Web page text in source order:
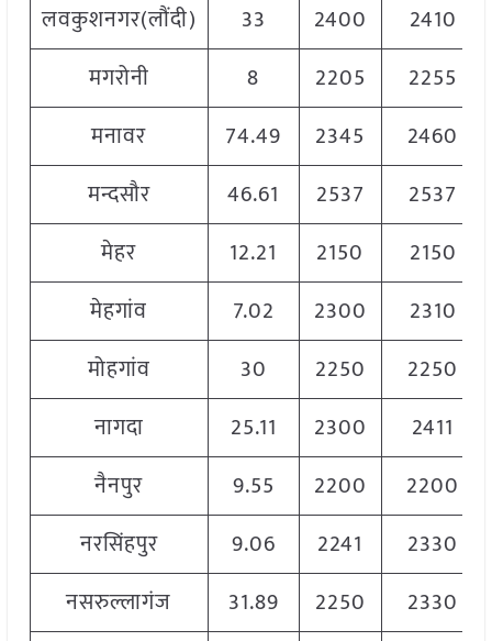
लवकुशनगर(लौंदी)
33 2400
2410
मगरोनी
8 2205
2255
मनावर
74.49 2345
2460
मन्दसौर
46.61 2537
2537
मेहर
12.21 2150
2150
मेहगांव
7.02 2300
2310
मोहगांव
30 2250
2250
नागदा
25.11 2300
2411
नैनपुर
9.55 2200
2200
नरसिंहपुर
9.06 2241
2330
नसरुल्लागंज
31.89 2250
2330